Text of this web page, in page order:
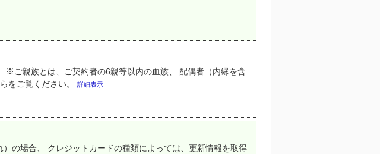
※ご親族とは、ご契約者の6親等以内の血族、 配偶者（内縁を含
をご覧ください。
詳細表示
の場合、 クレジットカードの種類によっては、更新情報を取得